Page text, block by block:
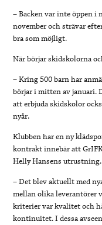
– Backen var inte öppen i
november och strävar
bra som möjligt.
När börjar skidskolorna
– Kring 500 barn har
börjar i mitten av januari.
att erbjuda skidskolor
nyår.
Klubben har en ny
kontrakt innebär att
Helly Hansens utrustning.
– Det blev aktuellt med
mellan olika leverantörer
kriterier var kvalitet och
kontinuitet. I dessa